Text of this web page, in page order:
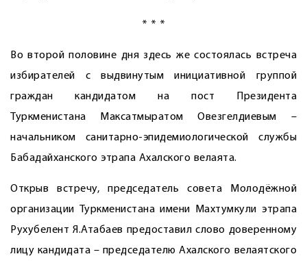
* * *
Во второй половине дня здесь же сос­тоялась встреча
избирателей с выдвинутым инициативной группой
граждан кандидатом на пост Президента
Туркменистана Максатмыратом Овезгелдиевым –
начальником санитарно-эпидемио­логической службы
Бабадайханского этрапа Ахалского велаята.
Открыв встречу, председатель совета Молодёжной
организации Туркменистана имени Махтумкули этрапа
Рухубелент Я.Атабаев предоставил слово доверенному
лицу кандидата – председателю Ахалского велаятского